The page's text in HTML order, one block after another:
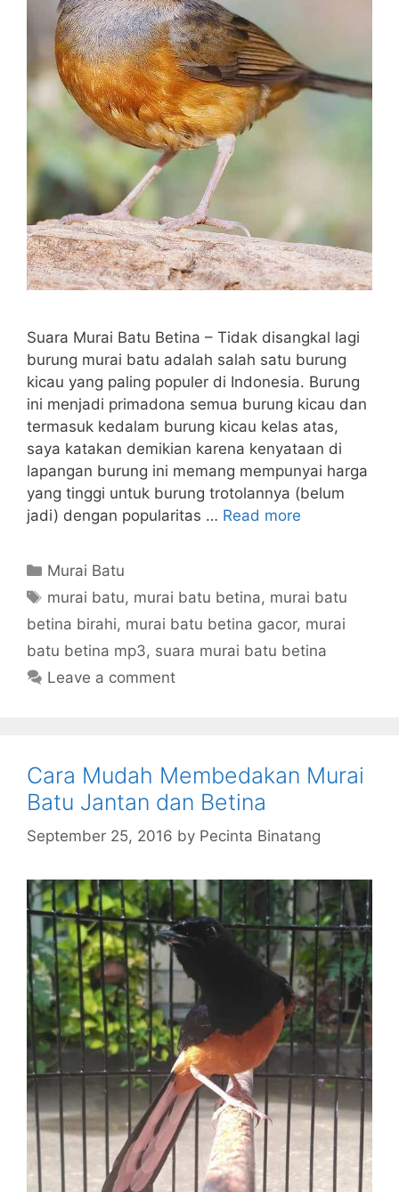
Suara Murai Batu Betina – Tidak disangkal lagi
burung murai batu adalah salah satu burung
kicau yang paling populer di Indonesia. Burung
ini menjadi primadona semua burung kicau dan
termasuk kedalam burung kicau kelas atas,
saya katakan demikian karena kenyataan di
lapangan burung ini memang mempunyai harga
yang tinggi untuk burung trotolannya (belum
jadi) dengan popularitas … Read more
Categories
Murai Batu
Tags
murai batu, murai batu betina, murai batu
betina birahi, murai batu betina gacor, murai
batu betina mp3, suara murai batu betina
Leave a comment
Cara Mudah Membedakan Murai
Batu Jantan dan Betina
September 25, 2016 by Pecinta Binatang